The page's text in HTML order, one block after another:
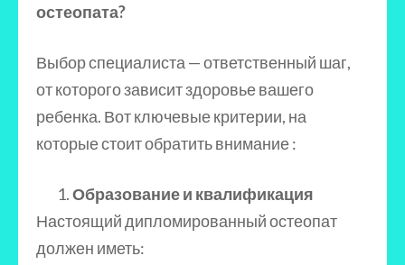
остеопата?
Выбор специалиста — ответственный шаг,
от которого зависит здоровье вашего
ребенка. Вот ключевые критерии, на
которые стоит обратить внимание :
Образование и квалификация
Настоящий дипломированный остеопат
должен иметь: